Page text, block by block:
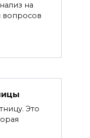
на
вопросов
Это